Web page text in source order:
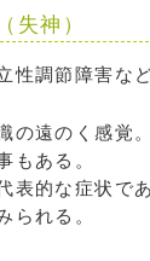
失神）
性調節障害な
の遠のく感覚。
もある。
表的な症状で
られる。